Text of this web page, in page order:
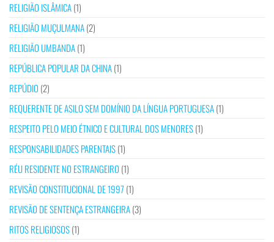
RELIGIÃO ISLÂMICA(1)
RELIGIÃO MUÇULMANA(2)
RELIGIÃO UMBANDA(1)
REPÚBLICA POPULAR DA CHINA(1)
REPÚDIO (2)
REQUERENTE DE ASILO SEM DOMÍNIO DA LÍNGUA PORTUGUESA(1)
RESPEITO PELO MEIO ÉTNICO E CULTURAL DOS MENORES(1)
RESPONSABILIDADES PARENTAIS(1)
RÉU RESIDENTE NO ESTRANGEIRO (1)
REVISÃO CONSTITUCIONAL DE 1997 (1)
REVISÃO DE SENTENÇA ESTRANGEIRA(3)
RITOS RELIGIOSOS(1)